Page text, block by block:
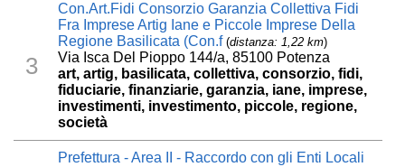
3
Con.Art.Fidi Consorzio Garanzia Collettiva Fidi
Fra Imprese Artig Iane e Piccole Imprese Della
Regione Basilicata (Con.f(distanza: 1,22 km)
Via Isca Del Pioppo 144/a, 85100 Potenza
art, artig, basilicata, collettiva, consorzio, fidi,
fiduciarie, finanziarie, garanzia, iane, imprese,
investimenti, investimento, piccole, regione,
società
Prefettura - Area II - Raccordo con gli Enti Locali